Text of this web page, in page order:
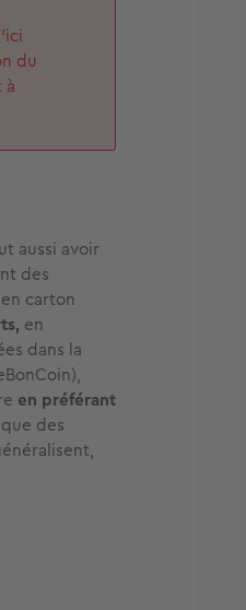
du
à
aussi avoir
des
carton
en
dans la
en préférant
des